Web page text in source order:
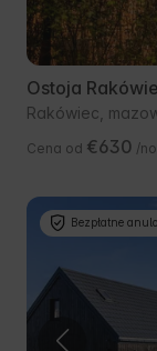
Ostoja
Rakówiec,
Cena od €630 /
Bezpłatne